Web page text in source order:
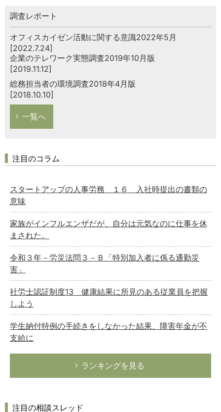
調査レポート
オフィスカイゼン活動に関する意識2022年5月
[2022.7.24]
企業のテレワーク実態調査2019年10月版
[2019.11.12]
総務担当者の環境調査2018年4月版
[2018.10.10]
一覧へ
注目のコラム
スタートアップの人事労務 １６ 入社時提出の書類の
意味
家族がインフルエンザだが、自分は元気なのに仕事を休
まされた。
令和３年－労災法問３－Ｂ「特別加入者に係る通勤災
害」
社労士認証制度13 健康結果に所見のある従業員を把握
しよう
学生納付特例の手続きをしなかった結果、障害年金が不
支給に
ランキングを見る
注目の相談スレッド